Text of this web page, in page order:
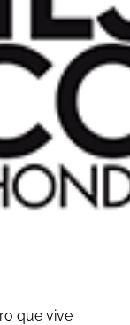
que vive